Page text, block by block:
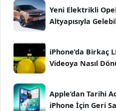
Yeni Elektrikli
Altyapısıyla
iPhone’da Birkaç
Videoya Nasıl
Apple’dan Tarihi
iPhone İçin Geri